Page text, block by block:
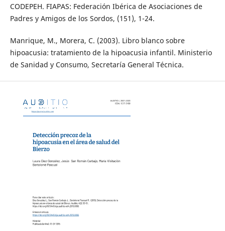
CODEPEH. FIAPAS: Federación Ibérica de Asociaciones de
Padres y Amigos de los Sordos, (151), 1-24.
Manrique, M., Morera, C. (2003). Libro blanco sobre
hipoacusia: tratamiento de la hipoacusia infantil. Ministerio
de Sanidad y Consumo, Secretaría General Técnica.